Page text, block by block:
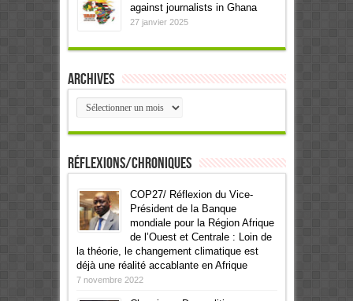
against journalists in Ghana
27 janvier 2025
Archives
Archives
Réflexions/Chroniques
COP27/ Réflexion du Vice-
Président de la Banque
mondiale pour la Région Afrique
de l’Ouest et Centrale : Loin de
la théorie, le changement climatique est
déjà une réalité accablante en Afrique
7 novembre 2022